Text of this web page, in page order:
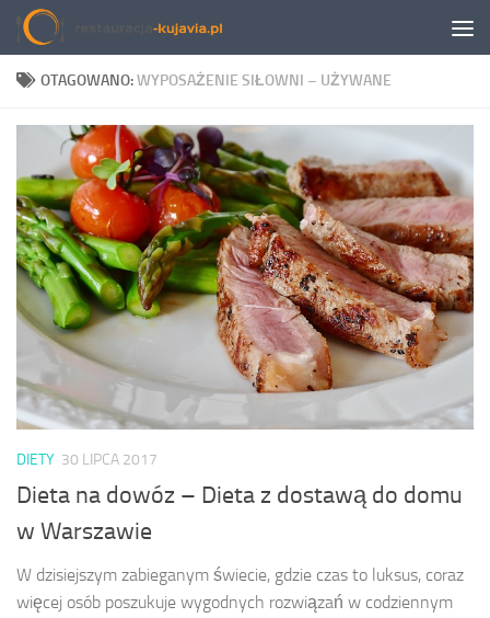
Przeskocz do treści
OTAGOWANO:WYPOSAŻENIE SIŁOWNI – UŻYWANE
DIETY 30 LIPCA 2017
Dieta na dowóz – Dieta z dostawą do domu
w Warszawie
W dzisiejszym zabieganym świecie, gdzie czas to luksus, coraz
więcej osób poszukuje wygodnych rozwiązań w codziennym